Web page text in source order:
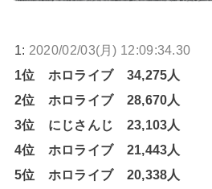
1: 2020/02/03(月) 12:09:34.30
1位 ホロライブ 34,275人
2位 ホロライブ 28,670人
3位 にじさんじ 23,103人
4位 ホロライブ 21,443人
5位 ホロライブ 20,338人